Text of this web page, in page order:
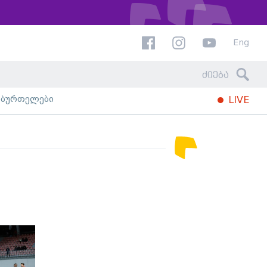
Eng
LIVE